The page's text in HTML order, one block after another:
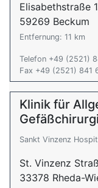
Elisabethstraße
59269 Beckum
Entfernung: 11 km
Telefon +49 (2521)
Fax +49 (2521) 841
Klinik für
Sankt Vinzenz
St. Vinzenz
33378 Rheda-